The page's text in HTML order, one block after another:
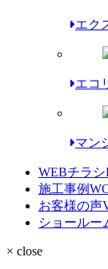
エク
エコ
マン
WEBチラシ
施工事例
お客様の声
ショールー
× close